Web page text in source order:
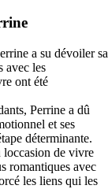
a su dévoiler sa
avec les
ont été
Perrine a dû
et ses
déterminante.
loccasion de vivre
romantiques avec
les liens qui les